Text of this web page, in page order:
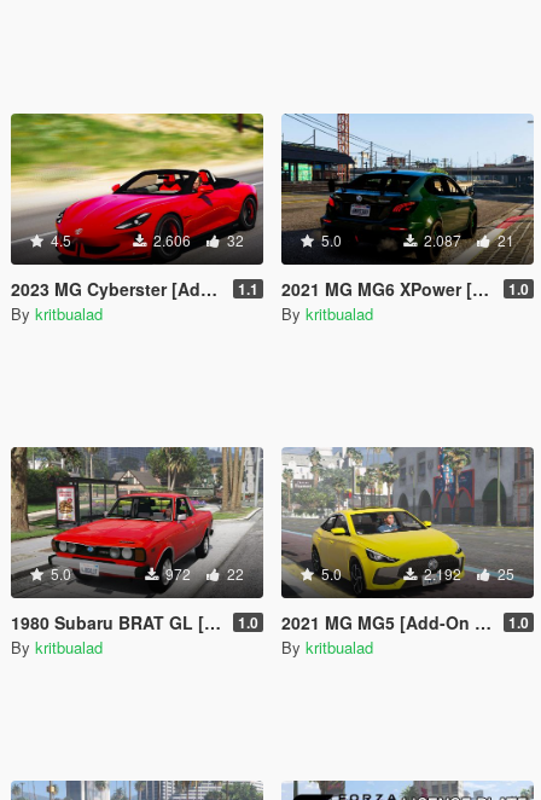
4.5 2.606 32
2023 MG Cyberster [Add-On | Extra] 1.1
By kritbualad
5.0 2.087 21
2021 MG MG6 XPower [Add-On | Extra] 1.0
By kritbualad
5.0 972 22
1980 Subaru BRAT GL [Add-On | Extra] 1.0
By kritbualad
5.0 2.192 25
2021 MG MG5 [Add-On | LHD] 1.0
By kritbualad